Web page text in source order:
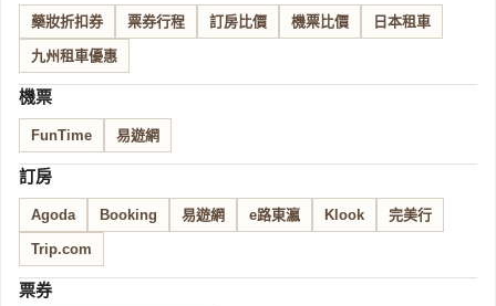
藥妝折扣券 票券行程 訂房比價 機票比價 日本租車
九州租車優惠
機票
FunTime 易遊網
訂房
Agoda Booking 易遊網 e路東瀛 Klook 完美行
Trip.com
票券